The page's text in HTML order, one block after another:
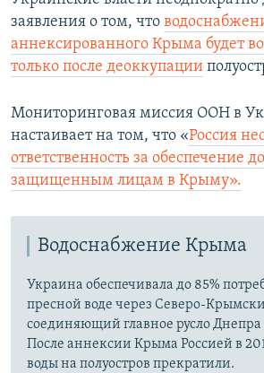
720p 1080p
заявления о том, что
аннексированного Крыма будет
только после деоккупации
Мониторинговая миссия ООН в
настаивает на том, что «Россия
ответственность за обеспечение
защищенным лицам в Крыму».
Водоснабжение Крыма
Украина обеспечивала до 85%
пресной воде через Северо-
соединяющий главное русло Днепра
После аннексии Крыма Россией в
воды на полуостров прекратили.